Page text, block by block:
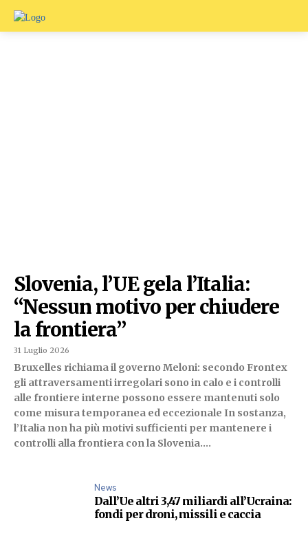
Slovenia, l’UE gela l’Italia:
“Nessun motivo per chiudere
la frontiera”
31 Luglio 2026
Bruxelles richiama il governo Meloni: secondo Frontex
gli attraversamenti irregolari sono in calo e i controlli
alle frontiere interne possono essere mantenuti solo
come misura temporanea ed eccezionale In sostanza,
l’Italia non ha più motivi sufficienti per mantenere i
controlli alla frontiera con la Slovenia....
News
Dall’Ue altri 3,47 miliardi all’Ucraina:
fondi per droni, missili e caccia